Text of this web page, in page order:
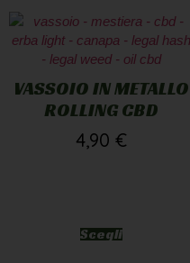
VASSOIO IN METALLO
ROLLING CBD
4,90 €
Scegli